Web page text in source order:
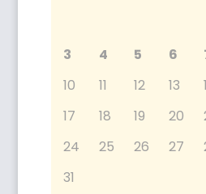
3
4 5 6
10
11 12 13
17
18 19 20
24
25 26 27
31